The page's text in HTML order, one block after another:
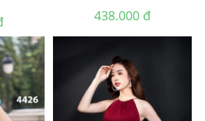
438.000 ₫